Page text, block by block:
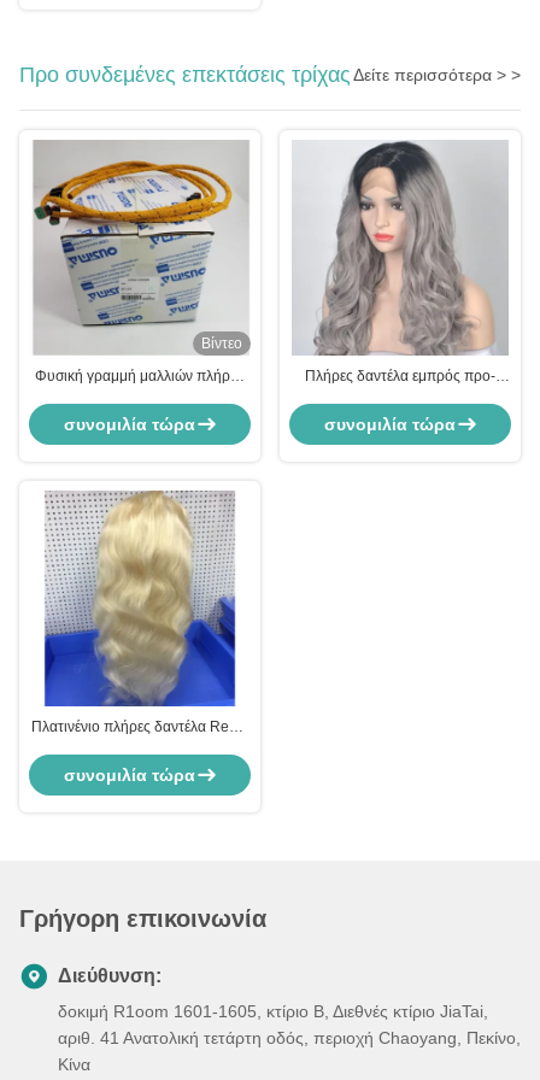
Προ συνδεμένες επεκτάσεις τρίχαςΔείτε περισσότερα > >
Βίντεο
Φυσική γραμμή μαλλιών πλήρης
μαλλιών με bangs / υγρές και
κυματιστές επεκτάσεις μαλλιών
συνομιλία τώρα
Πλήρες δαντέλα εμπρός προ-
με ρυθμιζόμενο ζυγό λευκαντικό
κόμπο
συνομιλία τώρα
Πλατινένιο πλήρες δαντέλα Remy
κύμα κουνουπίδα
ευθυγραμμισμένη 30 ίντσες11
συνομιλία τώρα
Γρήγορη επικοινωνία
Διεύθυνση:
δοκιμή R1oom 1601-1605, κτίριο Β, Διεθνές κτίριο JiaTai,
αριθ. 41 Ανατολική τετάρτη οδός, περιοχή Chaoyang, Πεκίνο,
Κίνα